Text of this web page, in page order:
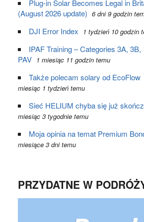
Plug-in Solar Becomes Legal in
(August 2026 update) 6 dni 9 godzin
DJI Error Index 1 tydzień 10 godzin
IPAF Training – Categories 3A, 3B,
PAV 1 miesiąc 11 godzin temu
Także polecam solary od EcoFlow
miesiąc 1 tydzień temu
Sieć HELIUM chyba się już
miesiąc 3 tygodnie temu
Moja opinia na temat Premium
miesiące 3 dni temu
PRZYDATNE W